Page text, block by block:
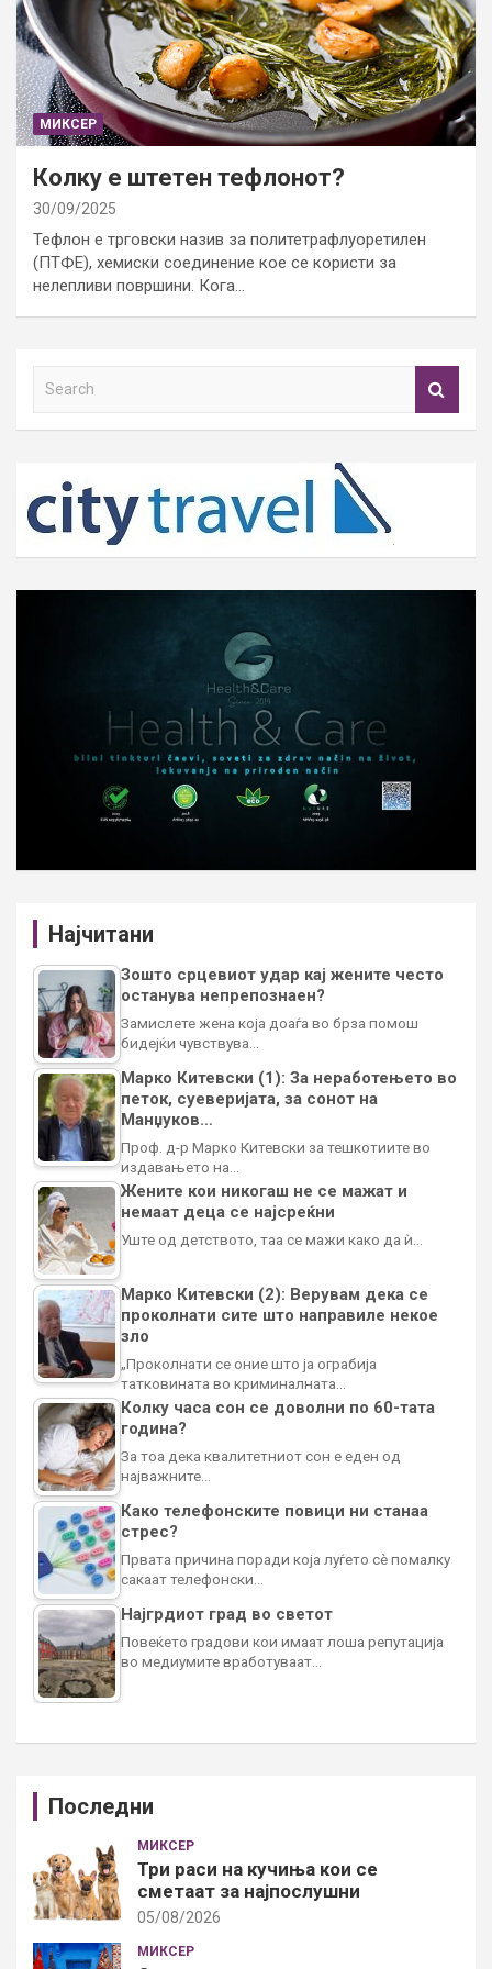
МИКСЕР
Колку е штетен тефлонот?
30/09/2025
Тефлон е трговски назив за политетрафлуоретилен
(ПТФЕ), хемиски соединение кое се користи за
нелепливи површини. Кога…
h
Најчитани
Зошто срцевиот удар кај жените често
останува непрепознаен?
Замислете жена која доаѓа во брза помош
бидејќи чувствува…
Марко Китевски (1): За неработењето во
петок, суеверијата, за сонот на
Манџуков…
Проф. д-р Марко Китевски за тешкотиите во
издавањето на…
Жените кои никогаш не се мажат и
немаат деца се најсреќни
Уште од детството, таа се мажи како да ѝ…
Марко Китевски (2): Верувам дека се
проколнати сите што направиле некое
зло
„Проколнати се оние што ја ограбија
татковината во криминалната…
Колку часа сон се доволни по 60-тата
година?
За тоа дека квалитетниот сон е еден од
најважните…
Како телефонските повици ни станаа
стрес?
Првата причина поради која луѓето сè помалку
сакаат телефонски…
Најгрдиот град во светот
Повеќето градови кои имаат лоша репутација
во медиумите вработуваат…
Последни
МИКСЕР
Три раси на кучиња кои се
сметаат за најпослушни
05/08/2026
МИКСЕР